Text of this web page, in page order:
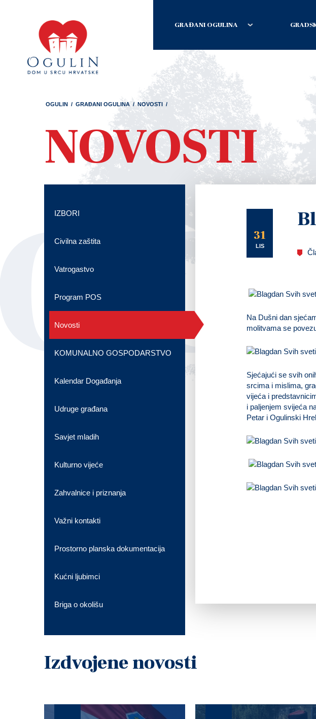
GRAĐANI OGULINA
OGULIN / GRAĐANI OGULINA / NOVOSTI /
NOVOSTI
31
LIS
Na Dušni dan
molitvama se
Sjećajući se svih
srcima i mislima,
vijeća i
i paljenjem svijeća
Petar i Ogulinski
IZBORI
Civilna zaštita
Vatrogastvo
Program POS
Novosti
KOMUNALNO GOSPODARSTVO
Kalendar Događanja
Udruge građana
Savjet mladih
Kulturno vijeće
Zahvalnice i priznanja
Važni kontakti
Prostorno planska dokumentacija
Kućni ljubimci
Briga o okolišu
Izdvojene novosti